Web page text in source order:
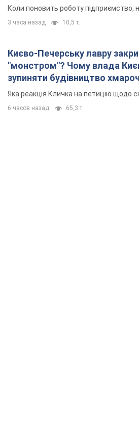
Коли поновить роботу підприємство,
3 часа назад 10,5 т.
Києво-Печерську лавру
"монстром"? Чому влада
зупиняти будівництво
"московського вірянина"
Яка реакція Кличка на петицію щодо
6 часов назад 65,3 т.